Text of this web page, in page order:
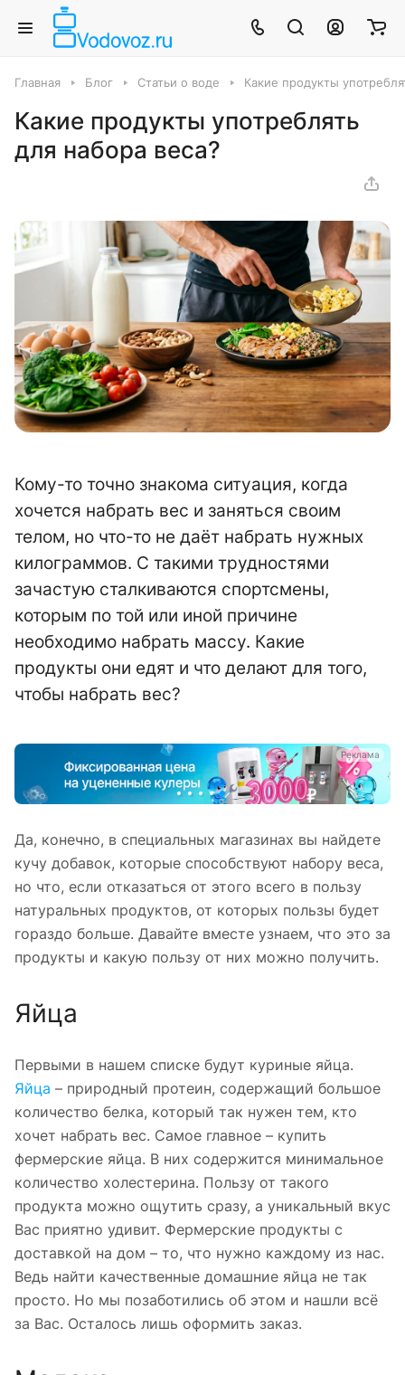
Главная Блог Статьи о воде Какие продукты
Какие продукты употреблять
для набора веса?
Кому-то точно знакома ситуация, когда
хочется набрать вес и заняться своим
телом, но что-то не даёт набрать нужных
килограммов. С такими трудностями
зачастую сталкиваются спортсмены,
которым по той или иной причине
необходимо набрать массу. Какие
продукты они едят и что делают для того,
чтобы набрать вес?
Реклама
Да, конечно, в специальных магазинах вы найдете
кучу добавок, которые способствуют набору веса,
но что, если отказаться от этого всего в пользу
натуральных продуктов, от которых пользы будет
гораздо больше. Давайте вместе узнаем, что это за
продукты и какую пользу от них можно получить.
Яйца
Первыми в нашем списке будут куриные яйца.
Яйца – природный протеин, содержащий большое
количество белка, который так нужен тем, кто
хочет набрать вес. Самое главное – купить
фермерские яйца. В них содержится минимальное
количество холестерина. Пользу от такого
продукта можно ощутить сразу, а уникальный вкус
Вас приятно удивит. Фермерские продукты с
доставкой на дом – то, что нужно каждому из нас.
Ведь найти качественные домашние яйца не так
просто. Но мы позаботились об этом и нашли всё
за Вас. Осталось лишь оформить заказ.